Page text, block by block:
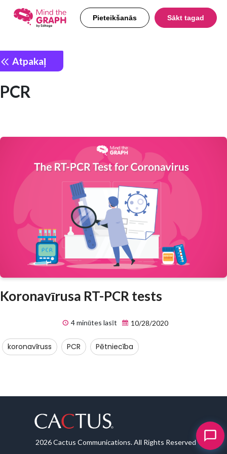
Pieteikšanās Sākt tagad
Atpakaļ
PCR
Koronavīrusa RT-PCR tests
4 minūtes lasīt 10/28/2020
koronavīruss PCR Pētniecība
2026 Cactus Communications. All Rights Reserved